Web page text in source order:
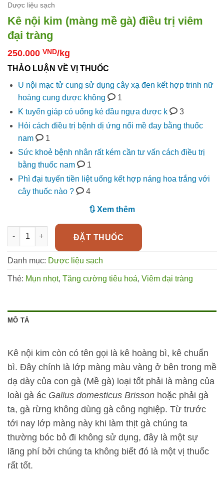
Dược liệu sạch
Kê nội kim (màng mề gà) điều trị viêm
đại tràng
250.000 VND/kg
THẢO LUẬN VỀ VỊ THUỐC
U nội mạc tử cung sử dụng cây xạ đen kết hợp trinh nữ
hoàng cung được không
1
K tuyến giáp có uống ké đầu ngựa được k
3
Hỏi cách điều trị bệnh dị ứng nổi mề đay bằng thuốc
nam
1
Sức khoẻ bệnh nhân rất kém cần tư vấn cách điều trị
bằng thuốc nam
1
Phì đại tuyến tiền liệt uống kết hợp náng hoa trắng với
cây thuốc nào ?
4
🔃 Xem thêm
Kê nội kim (màng mề gà) điều trị viêm đại tràng số lượng
ĐẶT THUỐC
Danh mục: Dược liệu sạch
Thẻ: Mụn nhọt, Tăng cường tiêu hoá, Viêm đại tràng
MÔ TẢ
Kê nội kim còn có tên gọi là kê hoàng bì, kê chuẩn
bì. Đây chính là lớp màng màu vàng ở bên trong mề
dạ dày của con gà (Mề gà) loại tốt phải là màng của
loài gà ác Gallus domesticus Brisson hoặc phải gà
ta, gà rừng không dùng gà công nghiệp. Từ trước
tới nay lớp màng này khi làm thịt gà chúng ta
thường bóc bỏ đi không sử dụng, đây là một sự
lãng phí bởi chúng ta không biết đó là một vị thuốc
rất tốt.